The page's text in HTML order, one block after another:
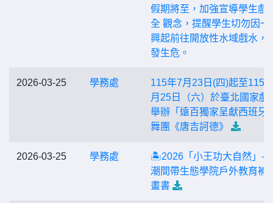
假期將至，加強宣導學生戲
全 觀念，提醒學生切勿因一
興起前往開放性水域戲水，
發生危。
2026-03-25 學務處
115年7月23日(四)起至115
月25日（六）於臺北國家戲
舉辦「遠百獨家呈獻西班牙
舞團《唐吉訶德》
2026-03-25 學務處
🏝️2026「小王功大自然」-
潮間帶生態學院戶外教育補
畫書